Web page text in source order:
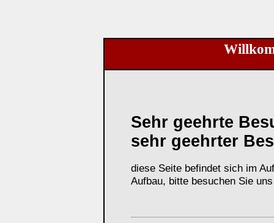
Sehr geehrte
sehr geehrter
diese Seite befindet sich im
Aufbau, bitte besuchen Sie